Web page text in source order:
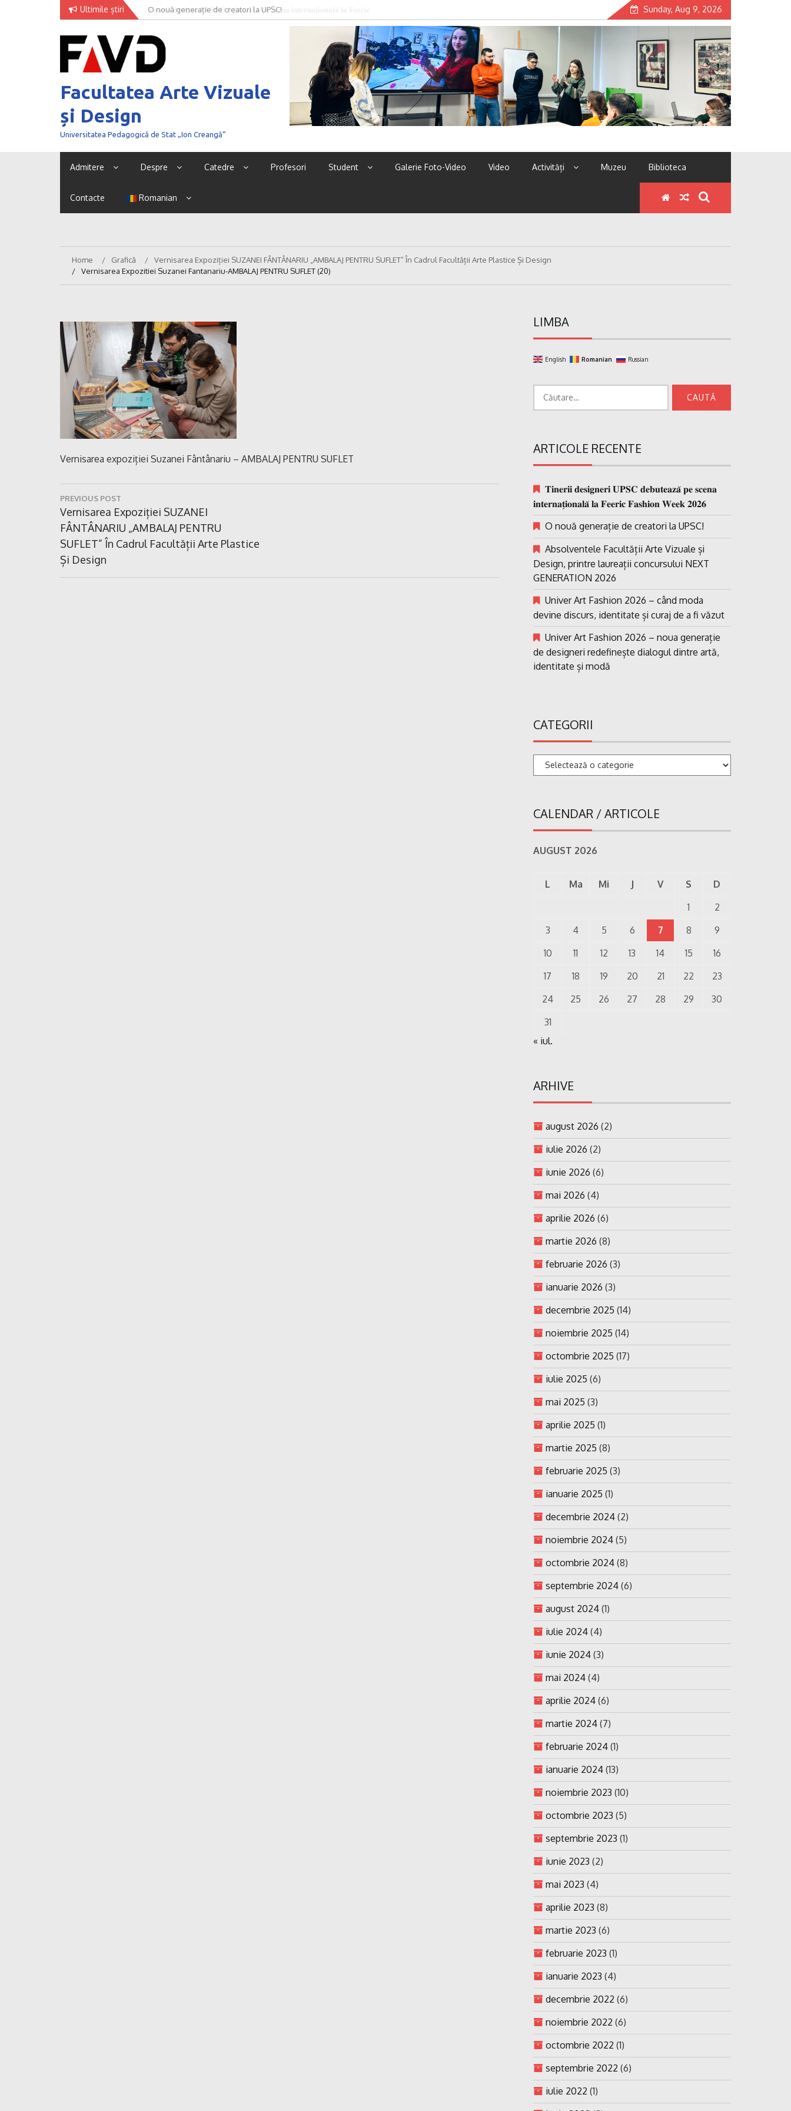
Ultimile știri O nouă generație de creatori la UPSC! Sunday, Aug 9, 2026
Facultatea Arte Vizuale
și Design
Universitatea Pedagogică de Stat „Ion Creangă”
Admitere Despre Catedre Profesori Student Galerie Foto-Video Video Activități Muzeu Biblioteca
Contacte Romanian
Home Grafică
Vernisarea Expoziției SUZANEI FÂNTÂNARIU „AMBALAJ PENTRU SUFLET” În Cadrul Facultății Arte Plastice Și Design
Vernisarea Expozitiei Suzanei Fantanariu-AMBALAJ PENTRU SUFLET (20)
Vernisarea expoziției Suzanei Fântânariu – AMBALAJ PENTRU SUFLET
Navigare
în
articole
PREVIOUS POST
Previous
Post:
Vernisarea Expoziției SUZANEI
FÂNTÂNARIU „AMBALAJ PENTRU
SUFLET” În Cadrul Facultății Arte Plastice
Și Design
LIMBA
English Romanian Russian
ARTICOLE RECENTE
𝐓𝐢𝐧𝐞𝐫𝐢𝐢 𝐝𝐞𝐬𝐢𝐠𝐧𝐞𝐫𝐢 𝐔𝐏𝐒𝐂 𝐝𝐞𝐛𝐮𝐭𝐞𝐚𝐳𝐚̆ 𝐩𝐞 𝐬𝐜𝐞𝐧𝐚
𝐢𝐧𝐭𝐞𝐫𝐧𝐚𝐭̗𝐢𝐨𝐧𝐚𝐥𝐚̆ 𝐥𝐚 𝐅𝐞𝐞𝐫𝐢𝐜 𝐅𝐚𝐬𝐡𝐢𝐨𝐧 𝐖𝐞𝐞𝐤 𝟐𝟎𝟐𝟔
O nouă generație de creatori la UPSC!
Absolventele Facultății Arte Vizuale și
Design, printre laureații concursului NEXT
GENERATION 2026
Univer Art Fashion 2026 – când moda
devine discurs, identitate și curaj de a fi văzut
Univer Art Fashion 2026 – noua generație
de designeri redefinește dialogul dintre artă,
identitate și modă
CATEGORII
Categorii
CALENDAR / ARTICOLE
AUGUST 2026
L Ma Mi J V S
D
1
2
3
4 5 6 7 8
9
10
11 12 13 14 15
16
17
18 19 20 21 22
23
24
25 26 27 28 29
30
31
« iul.
ARHIVE
august 2026 (2)
iulie 2026 (2)
iunie 2026 (6)
mai 2026 (4)
aprilie 2026 (6)
martie 2026 (8)
februarie 2026 (3)
ianuarie 2026 (3)
decembrie 2025 (14)
noiembrie 2025 (14)
octombrie 2025 (17)
iulie 2025 (6)
mai 2025 (3)
aprilie 2025 (1)
martie 2025 (8)
februarie 2025 (3)
ianuarie 2025 (1)
decembrie 2024 (2)
noiembrie 2024 (5)
octombrie 2024 (8)
septembrie 2024 (6)
august 2024 (1)
iulie 2024 (4)
iunie 2024 (3)
mai 2024 (4)
aprilie 2024 (6)
martie 2024 (7)
februarie 2024 (1)
ianuarie 2024 (13)
noiembrie 2023 (10)
octombrie 2023 (5)
septembrie 2023 (1)
iunie 2023 (2)
mai 2023 (4)
aprilie 2023 (8)
martie 2023 (6)
februarie 2023 (1)
ianuarie 2023 (4)
decembrie 2022 (6)
noiembrie 2022 (6)
octombrie 2022 (1)
septembrie 2022 (6)
iulie 2022 (1)